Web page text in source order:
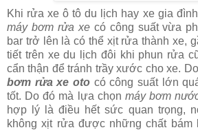
Khi rửa xe ô tô du lịch hay xe gia
máy bơm rửa xecó công suất vừa
bar trở lên là có thể xịt rửa thành xe,
tiết trên xe du lịch đôi khi phun rửa
cẩn thận để tránh trầy xước cho xe.
bơm rửa xe oto có công suất lớn
tốt. Do đó mà lựa chọn máy bơm
hợp lý là điều hết sức quan trọng,
không xịt rửa được những chất bám